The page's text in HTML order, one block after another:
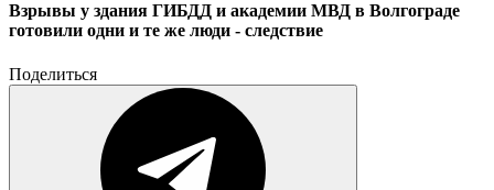
Взрывы у здания ГИБДД и академии МВД в Волгограде
готовили одни и те же люди - следствие
Поделиться